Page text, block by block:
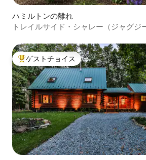
ハミルトンの離れ
トレイルサイド・シャレー（ジャグジ
大好評のゲストチョイスです。
ゲストチョイス